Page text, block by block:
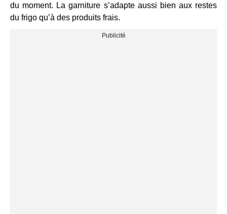
du moment. La garniture s’adapte aussi bien aux restes
du frigo qu’à des produits frais.